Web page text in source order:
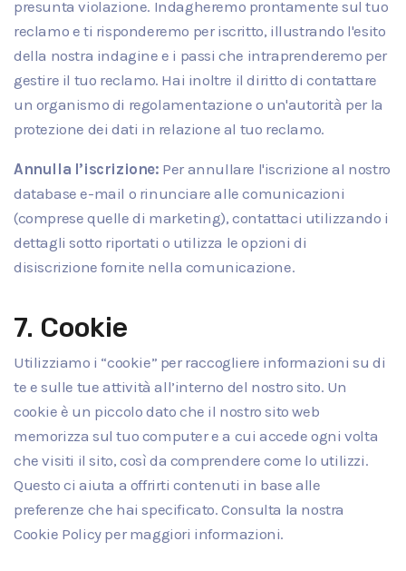
presunta violazione. Indagheremo prontamente sul tuo
reclamo e ti risponderemo per iscritto, illustrando l'esito
della nostra indagine e i passi che intraprenderemo per
gestire il tuo reclamo. Hai inoltre il diritto di contattare
un organismo di regolamentazione o un'autorità per la
protezione dei dati in relazione al tuo reclamo.
Annulla l’iscrizione: Per annullare l'iscrizione al nostro
database e-mail o rinunciare alle comunicazioni
(comprese quelle di marketing), contattaci utilizzando i
dettagli sotto riportati o utilizza le opzioni di
disiscrizione fornite nella comunicazione.
7. Cookie
Utilizziamo i “cookie” per raccogliere informazioni su di
te e sulle tue attività all’interno del nostro sito. Un
cookie è un piccolo dato che il nostro sito web
memorizza sul tuo computer e a cui accede ogni volta
che visiti il sito, così da comprendere come lo utilizzi.
Questo ci aiuta a offrirti contenuti in base alle
preferenze che hai specificato. Consulta la nostra
Cookie Policy per maggiori informazioni.